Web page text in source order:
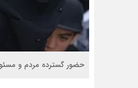
حضور گسترده مردم و